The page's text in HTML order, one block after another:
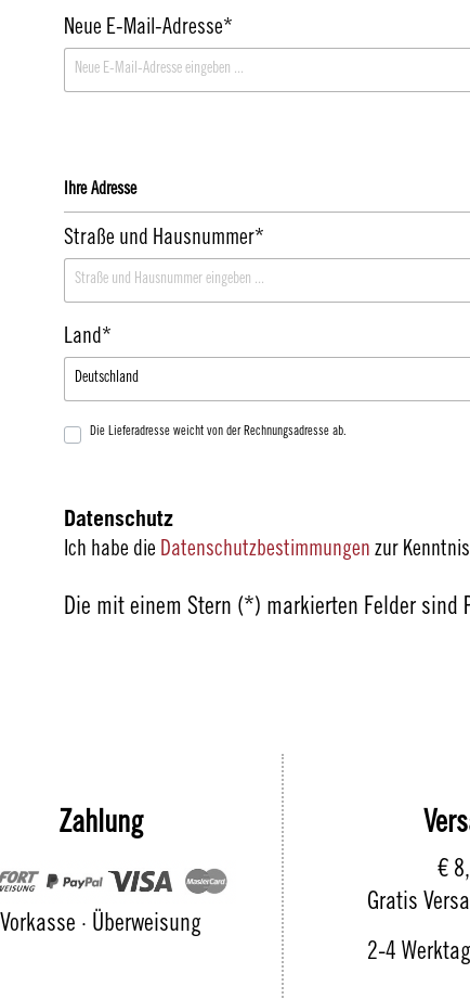
Neue E-Mail-Adresse*
Ihre Adresse
Straße und Hausnummer*
Land*
Die Lieferadresse weicht von der Rechnungsadresse ab.
Datenschutz
Ich habe die Datenschutzbestimmungen zur
Die mit einem Stern (*) markierten Felder sind
Zahlung
Vorkasse · Überweisung
€
Gratis
2-4